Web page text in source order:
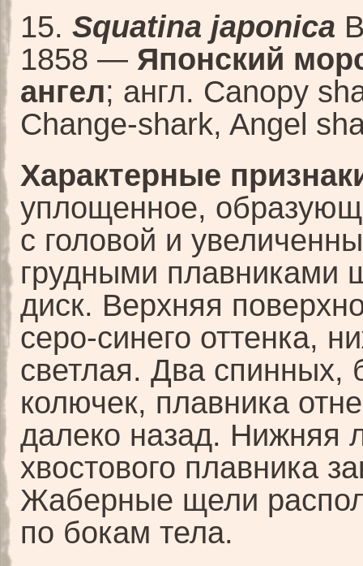
15. Squatina japonica
1858 — Японский
ангел; англ. Canopy
Change-shark, Angel
Характерные
уплощенное,
с головой и
грудными плавниками
диск. Верхняя
серо-синего оттенка,
светлая. Два спинных,
колючек, плавника
далеко назад. Нижняя
хвостового плавника
Жаберные щели
по бокам тела.